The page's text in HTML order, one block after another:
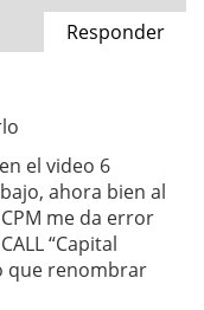
Responder
el video 6
ahora bien al
me da error
“Capital
que renombrar